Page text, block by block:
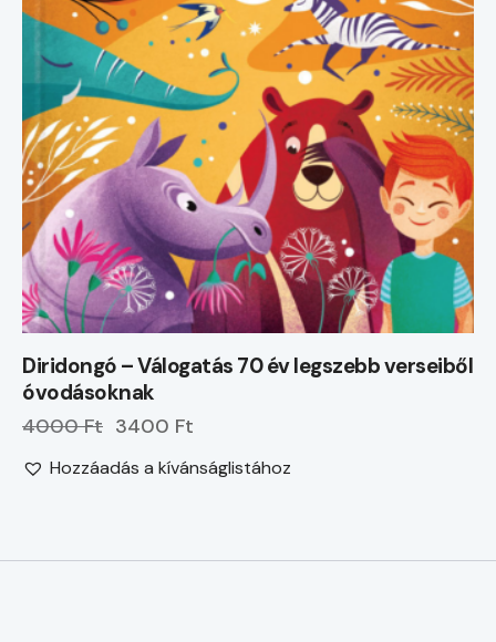
Diridongó – Válogatás 70 év legszebb verseiből
óvodásoknak
4000 Ft 3400 Ft
Hozzáadás a kívánságlistához